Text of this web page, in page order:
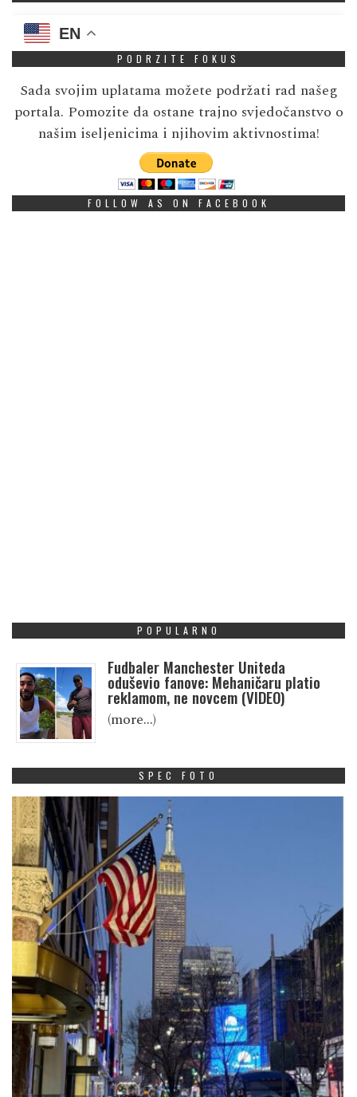
EN
PODRZITE FOKUS
Sada svojim uplatama možete podržati rad našeg
portala. Pomozite da ostane trajno svjedočanstvo o
našim iseljenicima i njihovim aktivnostima!
FOLLOW AS ON FACEBOOK
POPULARNO
Fudbaler Manchester Uniteda
oduševio fanove: Mehaničaru platio
reklamom, ne novcem (VIDEO)
(more…)
SPEC FOTO